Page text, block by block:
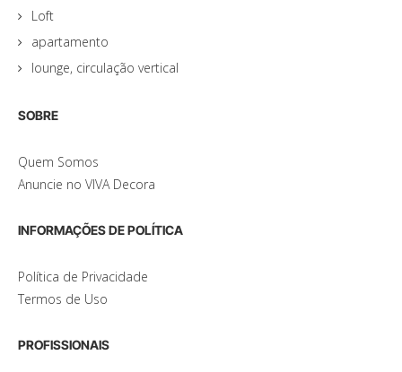
Loft
apartamento
lounge, circulação vertical
SOBRE
Quem Somos
Anuncie no VIVA Decora
INFORMAÇÕES DE POLÍTICA
Política de Privacidade
Termos de Uso
PROFISSIONAIS